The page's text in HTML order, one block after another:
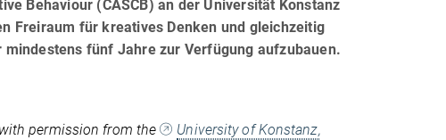
Behaviour (CASCB) an der Universität Konstanz
Freiraum für kreatives Denken und gleichzeitig
fünf Jahre zur Verfügung aufzubauen.
permission from the
University of Konstanz,